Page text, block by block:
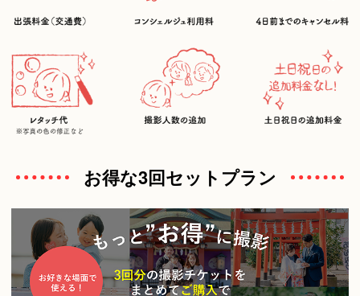
お得な3回セットプラン